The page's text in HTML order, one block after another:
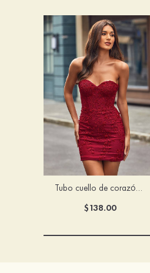
Tubo cuello de corazón tul corto/mini vestido para homecoming
$138.00